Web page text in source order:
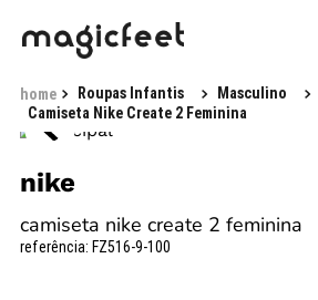
Roupas Infantis Masculino
Camiseta Nike Create 2 Feminina
nike
camiseta nike create 2 feminina
referência: FZ516-9-100